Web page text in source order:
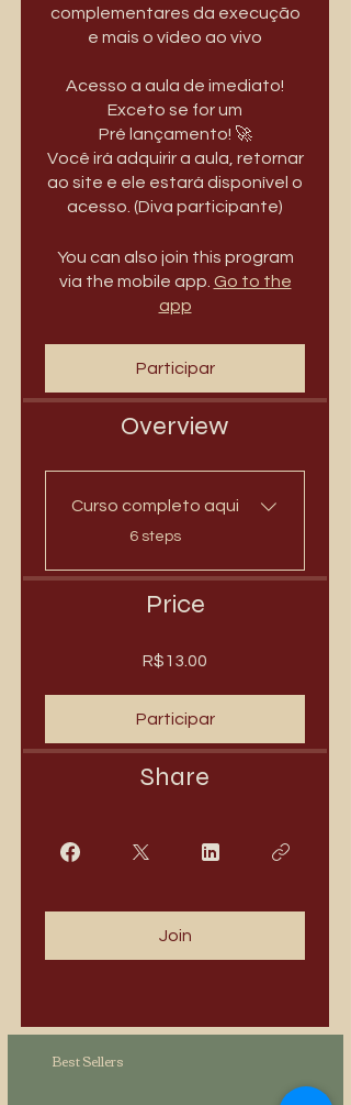
complementares da execução
e mais o vídeo ao vivo
Acesso a aula de imediato!
Exceto se for um
Pré lançamento! 🚀
Você irá adquirir a aula, retornar
ao site e ele estará disponível o
acesso. (Diva participante)
You can also join this program
via the mobile app. Go to the
app
Participar
Overview
Curso completo aqui
.
6 steps
Price
R$13.00
Participar
Share
Join
Best Sellers